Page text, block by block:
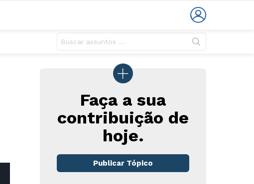
Faça a sua
contribuição de
hoje.
Publicar Tópico